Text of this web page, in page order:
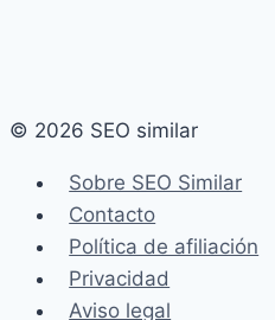
© 2026 SEO similar
Sobre SEO Similar
Contacto
Política de afiliación
Privacidad
Aviso legal